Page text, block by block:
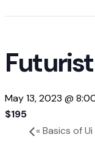
May 13, 2023 @
$195
«Basics of